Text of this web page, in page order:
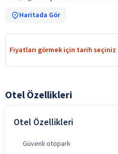
Haritada Gör
Fiyatları görmek için tarih seçiniz
Otel Özellikleri
Otel Özellikleri
Güvenli otopark